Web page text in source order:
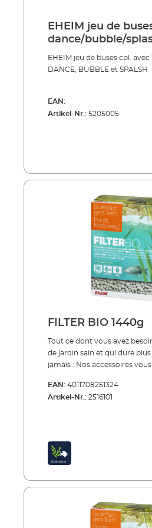
EHEIM jeu de
dance/bubble/
EHEIM jeu de buses cpl. avec
DANCE, BUBBLE et SPALSH
EAN:
Artikel-Nr.: 5205005
FILTER BIO 1440g
Tout ce dont vous avez
de jardin sain et qui dure
jamais : Nos accessoires vous
gamme biologique que nous
les systèmes de filtration
dans notre gamme
rechange GLOWUVC pour
de haute qualité avec
biologique.FILTERBIO se
fritté hautement poreux dont
EAN: 4011708251324
Artikel-Nr.: 2516101